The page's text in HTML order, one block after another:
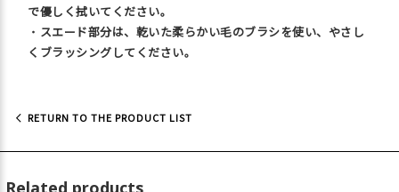
で優しく拭いてください。
・ スエード部分は、乾いた柔らかい毛のブラシを使い、やさし
くブラッシングしてください。
RETURN TO THE PRODUCT LIST
Related products